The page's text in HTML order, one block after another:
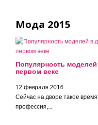
Мода 2015
Популярность
первом веке
12 февраля 2016
Сейчас на дворе такое время,
профессия,...